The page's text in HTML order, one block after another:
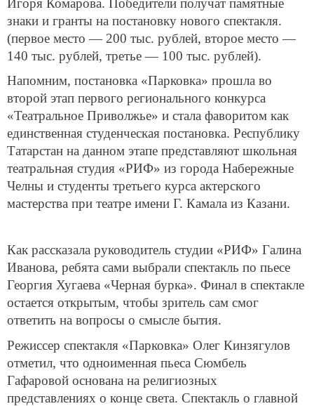
знаки и гранты на постановку нового спектакля.
(первое место — 200 тыс. рублей, второе место —
140 тыс. рублей, третье — 100 тыс. рублей).
Напомним, постановка «Парковка» прошла во
второй этап первого регионального конкурса
«Театральное Приволжье» и стала фаворитом как
единственная студенческая постановка. Республику
Татарстан на данном этапе представляют школьная
театральная студия «РИФ» из города Набережные
Челны и студенты третьего курса актерского
мастерства при театре имени Г. Камала из Казани.
Как рассказала руководитель студии «РИФ» Галина
Иванова, ребята сами выбрали спектакль по пьесе
Георгия Хугаева «Черная бурка». Финал в спектакле
остается открытым, чтобы зритель сам смог
ответить на вопросы о смысле бытия.
Режиссер спектакля «Парковка» Олег Кинзягулов
отметил, что одноименная пьеса Сюмбель
Гафаровой основана на религиозных
представлениях о конце света. Спектакль о главной